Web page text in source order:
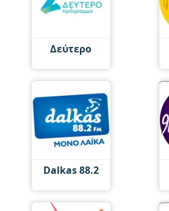
Δεύτερο
Dalkas 88.2